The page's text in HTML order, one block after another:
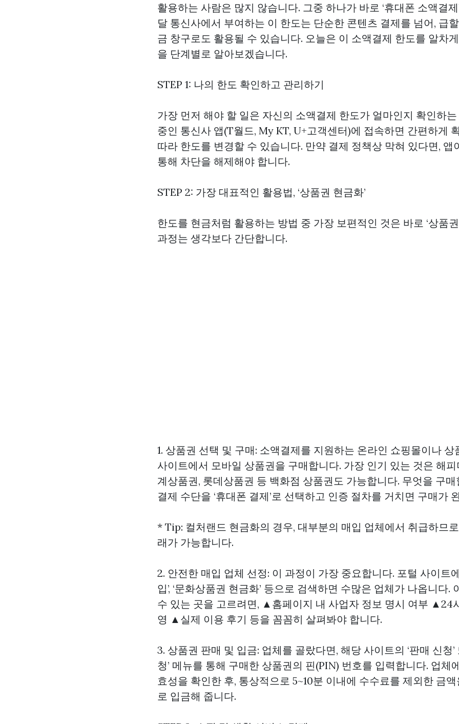
활용하는 사람은 많지 않습니다. 그중 하나가 바로 ‘휴대폰 소액결제
달 통신사에서 부여하는 이 한도는 단순한 콘텐츠 결제를 넘어, 급
금 창구로도 활용될 수 있습니다. 오늘은 이 소액결제 한도를 알차
을 단계별로 알아보겠습니다.
STEP 1: 나의 한도 확인하고 관리하기
가장 먼저 해야 할 일은 자신의 소액결제 한도가 얼마인지 확인하
중인 통신사 앱(T월드, My KT, U+고객센터)에 접속하면 간편하게
따라 한도를 변경할 수 있습니다. 만약 결제 정책상 막혀 있다면, 앱
통해 차단을 해제해야 합니다.
STEP 2: 가장 대표적인 활용법, ‘상품권 현금화’
한도를 현금처럼 활용하는 방법 중 가장 보편적인 것은 바로 ‘상품
과정는 생각보다 간단합니다.
1. 상품권 선택 및 구매: 소액결제를 지원하는 온라인 쇼핑몰이나 상
사이트에서 모바일 상품권을 구매합니다. 가장 인기 있는 것은 해피
계상품권, 롯데상품권 등 백화점 상품권도 가능합니다. 무엇을 구
결제 수단을 ‘휴대폰 결제’로 선택하고 인증 절차를 거치면 구매가
* Tip: 컬처랜드 현금화의 경우, 대부분의 매입 업체에서 취급하므
래가 가능합니다.
2. 안전한 매입 업체 선정: 이 과정이 가장 중요합니다. 포털 사이트
입’, ‘문화상품권 현금화’ 등으로 검색하면 수많은 업체가 나옵니다.
수 있는 곳을 고르려면, ▲홈페이지 내 사업자 정보 명시 여부 ▲24
영 ▲실제 이용 후기 등을 꼼꼼히 살펴봐야 합니다.
3. 상품권 판매 및 입금: 업체를 골랐다면, 해당 사이트의 ‘판매 신청’
청’ 메뉴를 통해 구매한 상품권의 핀(PIN) 번호를 입력합니다. 업체
효성을 확인한 후, 통상적으로 5~10분 이내에 수수료를 제외한 금
로 입금해 줍니다.